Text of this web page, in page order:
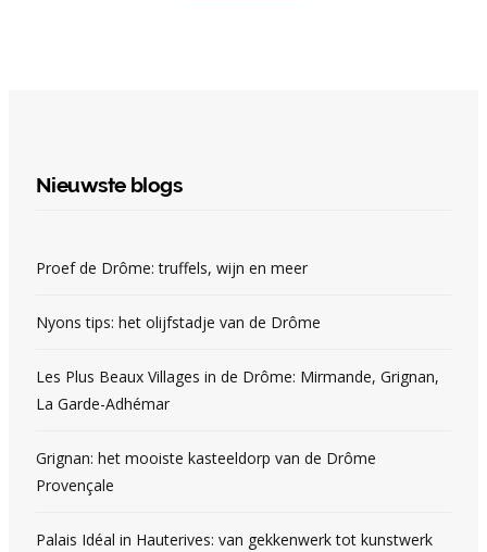
Nieuwste blogs
Proef de Drôme: truffels, wijn en meer
Nyons tips: het olijfstadje van de Drôme
Les Plus Beaux Villages in de Drôme: Mirmande, Grignan,
La Garde-Adhémar
Grignan: het mooiste kasteeldorp van de Drôme
Provençale
Palais Idéal in Hauterives: van gekkenwerk tot kunstwerk